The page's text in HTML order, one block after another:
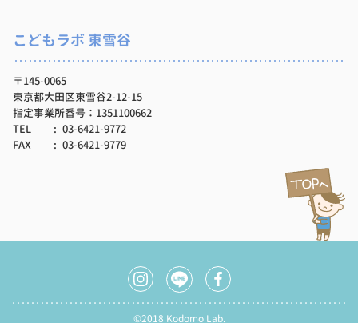
こどもラボ 東雪谷
〒145-0065
東京都大田区東雪谷2-12-15
指定事業所番号：1351100662
TEL
03-6421-9772
FAX
03-6421-9779
©2018 Kodomo Lab.